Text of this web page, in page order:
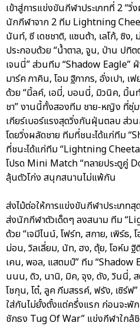
เข้าสู่การแข่งขันกีฬาประเภทที่ 2 “วิ่
นักกีฬาจาก 2 ทีม Lightning
นันท์, ซี เดชชาติ, แซนต้า, เลโก้,
ประกอบด้วย “น้ำตาล, จูน, ป่าน ปทิต
เจนนี่” ส่วนทีม “Shadow Eagle”
มาร์ค ภาคิน, โอม ฐิภากร, อั่งเปา,
ด้วย “มิ้ลค์, เอมี่, บอนนี่, มิวนิค, มิ้
ชา” งานนี้ทั้งสองทีม ชาย-หญิง ที่ซุ่
เกียร์เบอร์แรงสุดวิ่งกันฝุ่นตลบ ส่
โดยวิ่งผลัดชาย ทีมที่ชนะได้แก่ทีม
ที่ชนะได้แก่ทีม “Lightning
โปรด Mini Match “ทลายประตูคู่
ลุ้นตัวโก่ง สนุกสนานไม่แพ้กัน
ส่งไม้ต่อให้การแข่งขันกีฬาประเภท
ส่งนักกีฬาตัวเด็ดๆ ลงสนาม ทีม
ด้วย “เจมีไนน์, โฟร์ท, สกาย, เพิร์ธ,
ม่อน, วิลเลี่ยม, นัท, ฮง, ตุ้ย, โอห์ม
เคน, พอล, แสตมป์” ทีม “Shadow
นนน, ดิว, นานิ, มิค, จุง, ดัง, วินนี่, ส
โชกุน, โต๋, ลูค ภีมสรรค์, ฟรัง, เซิร์ฟ
ใส่กันไม่ยั้งตั้งแต่ครึ่งแรก ก่อนจะพั
ชักธง Tug Of War” แข่งกีฬาใก